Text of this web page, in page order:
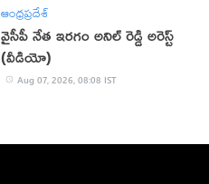
ఆంధ్రప్రదేశ్
వైసీపీ నేత ఇరగం అనిల్ రెడ్డి అరెస్ట్
(వీడియో)
Aug 07, 2026, 08:08 IST